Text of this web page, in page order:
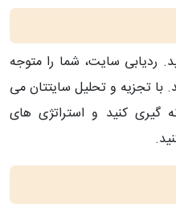
ردیابی سایت، شما را متوجه
تجزیه و تحلیل سایتتان می
گیری کنید و استراتژی های